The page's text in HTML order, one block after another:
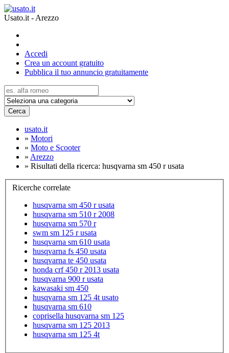
Usato.it - Arezzo
Accedi
Crea un account gratuito
Pubblica il tuo annuncio gratuitamente
Cerca
usato.it
» Motori
» Moto e Scooter
» Arezzo
» Risultati della ricerca: husqvarna sm 450 r usata
Ricerche correlate
husqvarna sm 450 r usata
husqvarna sm 510 r 2008
husqvarna sm 570 r
swm sm 125 r usata
husqvarna sm 610 usata
husqvarna fs 450 usata
husqvarna te 450 usata
honda crf 450 r 2013 usata
husqvarna 900 r usata
kawasaki sm 450
husqvarna sm 125 4t usato
husqvarna sm 610
coprisella husqvarna sm 125
husqvarna sm 125 2013
husqvarna sm 125 4t